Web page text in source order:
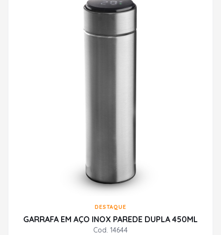
DESTAQUE
GARRAFA EM AÇO INOX PAREDE DUPLA 450ML
Cod. 14644